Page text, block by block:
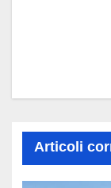
Articoli